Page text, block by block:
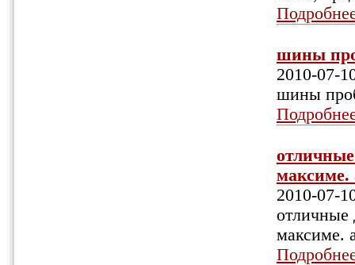
шины
2010-07-
шины
максиме.
2010-07-
отличные
максиме.